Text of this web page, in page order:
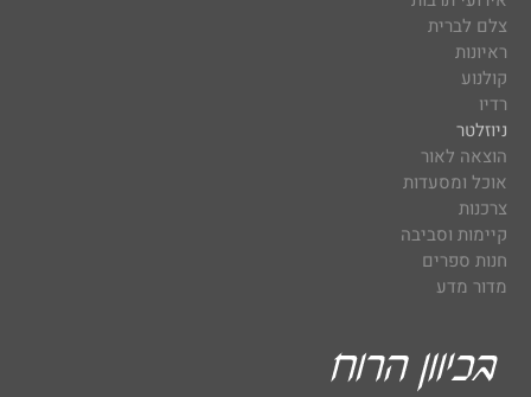
צלם לברית
ראיונות
קולנוע
רדיו
ניוזלטר
הוצאה לאור
אוכל ומסעדות
צרכנות
קיימות וסביבה
חנות ספרים
מדור מדע